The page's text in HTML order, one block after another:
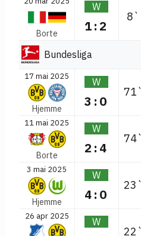
Borte
W
1:2
8`
Bundesliga
17 mai 2025
Hjemme
W
3:0
71`
11 mai 2025
Borte
W
2:4
74`
3 mai 2025
Hjemme
W
4:0
23`
26 apr 2025 W
22`